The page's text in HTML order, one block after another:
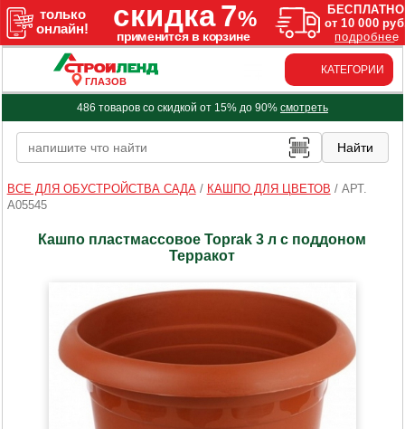
ГЛАЗОВ
КАТЕГОРИИ
486 товаров со скидкой от 15% до 90% смотреть
ВСЕ ДЛЯ ОБУСТРОЙСТВА САДА/ КАШПО ДЛЯ ЦВЕТОВ / АРТ.
A05545
Кашпо пластмассовое Toprak 3 л с поддоном
Терракот